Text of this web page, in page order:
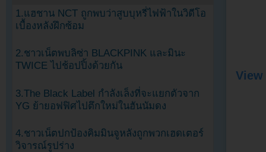
1.แฮชาน NCT ถูกพบว่าสูบบุหรี่ไฟฟ้าในวิดีโอ
เบื้องหลังฝึกซ้อม
2.ชาวเน็ตพบลิซ่า BLACKPINK และมินะ
TWICE ไปช้อปปิ้งด้วยกัน
3.The Black Label กำลังเล็งที่จะแยกตัวจาก
YG ย้ายอฟฟิศไปตึกใหม่ในฮันนัมดง
4.ชาวเน็ตปกป้องคิมมินจูหลังถูกพวกเฮดเตอร์
วิจารณ์รูปร่าง